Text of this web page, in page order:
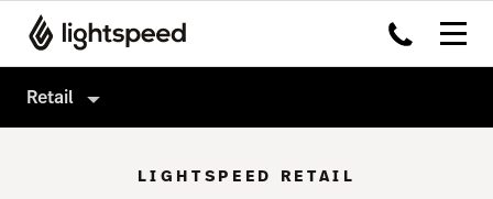
Retail
LIGHTSPEED RETAIL